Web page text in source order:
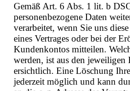
Gemäß Art. 6 Abs. 1 lit. b
personenbezogene Daten
verarbeitet, wenn Sie uns
eines Vertrages oder bei der
Kundenkontos mitteilen.
werden, ist aus den jeweiligen
ersichtlich. Eine Löschung
jederzeit möglich und kann